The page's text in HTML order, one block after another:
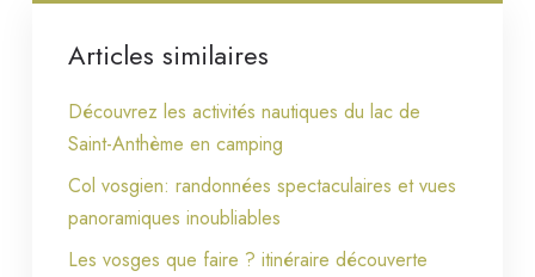
Articles similaires
Découvrez les activités nautiques du lac de
Saint-Anthème en camping
Col vosgien: randonnées spectaculaires et vues
panoramiques inoubliables
Les vosges que faire ? itinéraire découverte